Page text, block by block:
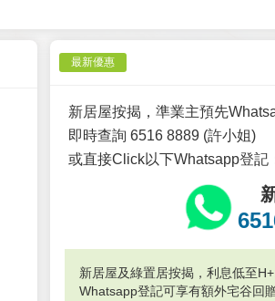
最新優惠
新居屋按揭，準業主預先
即時查詢 6516 8889 (許小姐)
或直接Click以下Whatsapp登記
新居屋及綠置居按揭，利息低至
Whatsapp登記可享有額外宅谷回